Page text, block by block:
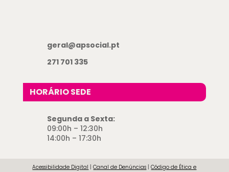
geral@apsocial.pt
271 701 335
HORÁRIO SEDE
Segunda a Sexta:
09:00h – 12:30h
14:00h – 17:30h
Acessibilidade Digital |Canal de Denúncias |Código de Ética e